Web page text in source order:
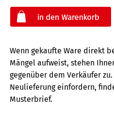
Wenn gekaufte Ware direkt
Mängel aufweist, stehen
gegenüber dem Verkäufer
Neulieferung einfordern,
Musterbrief.